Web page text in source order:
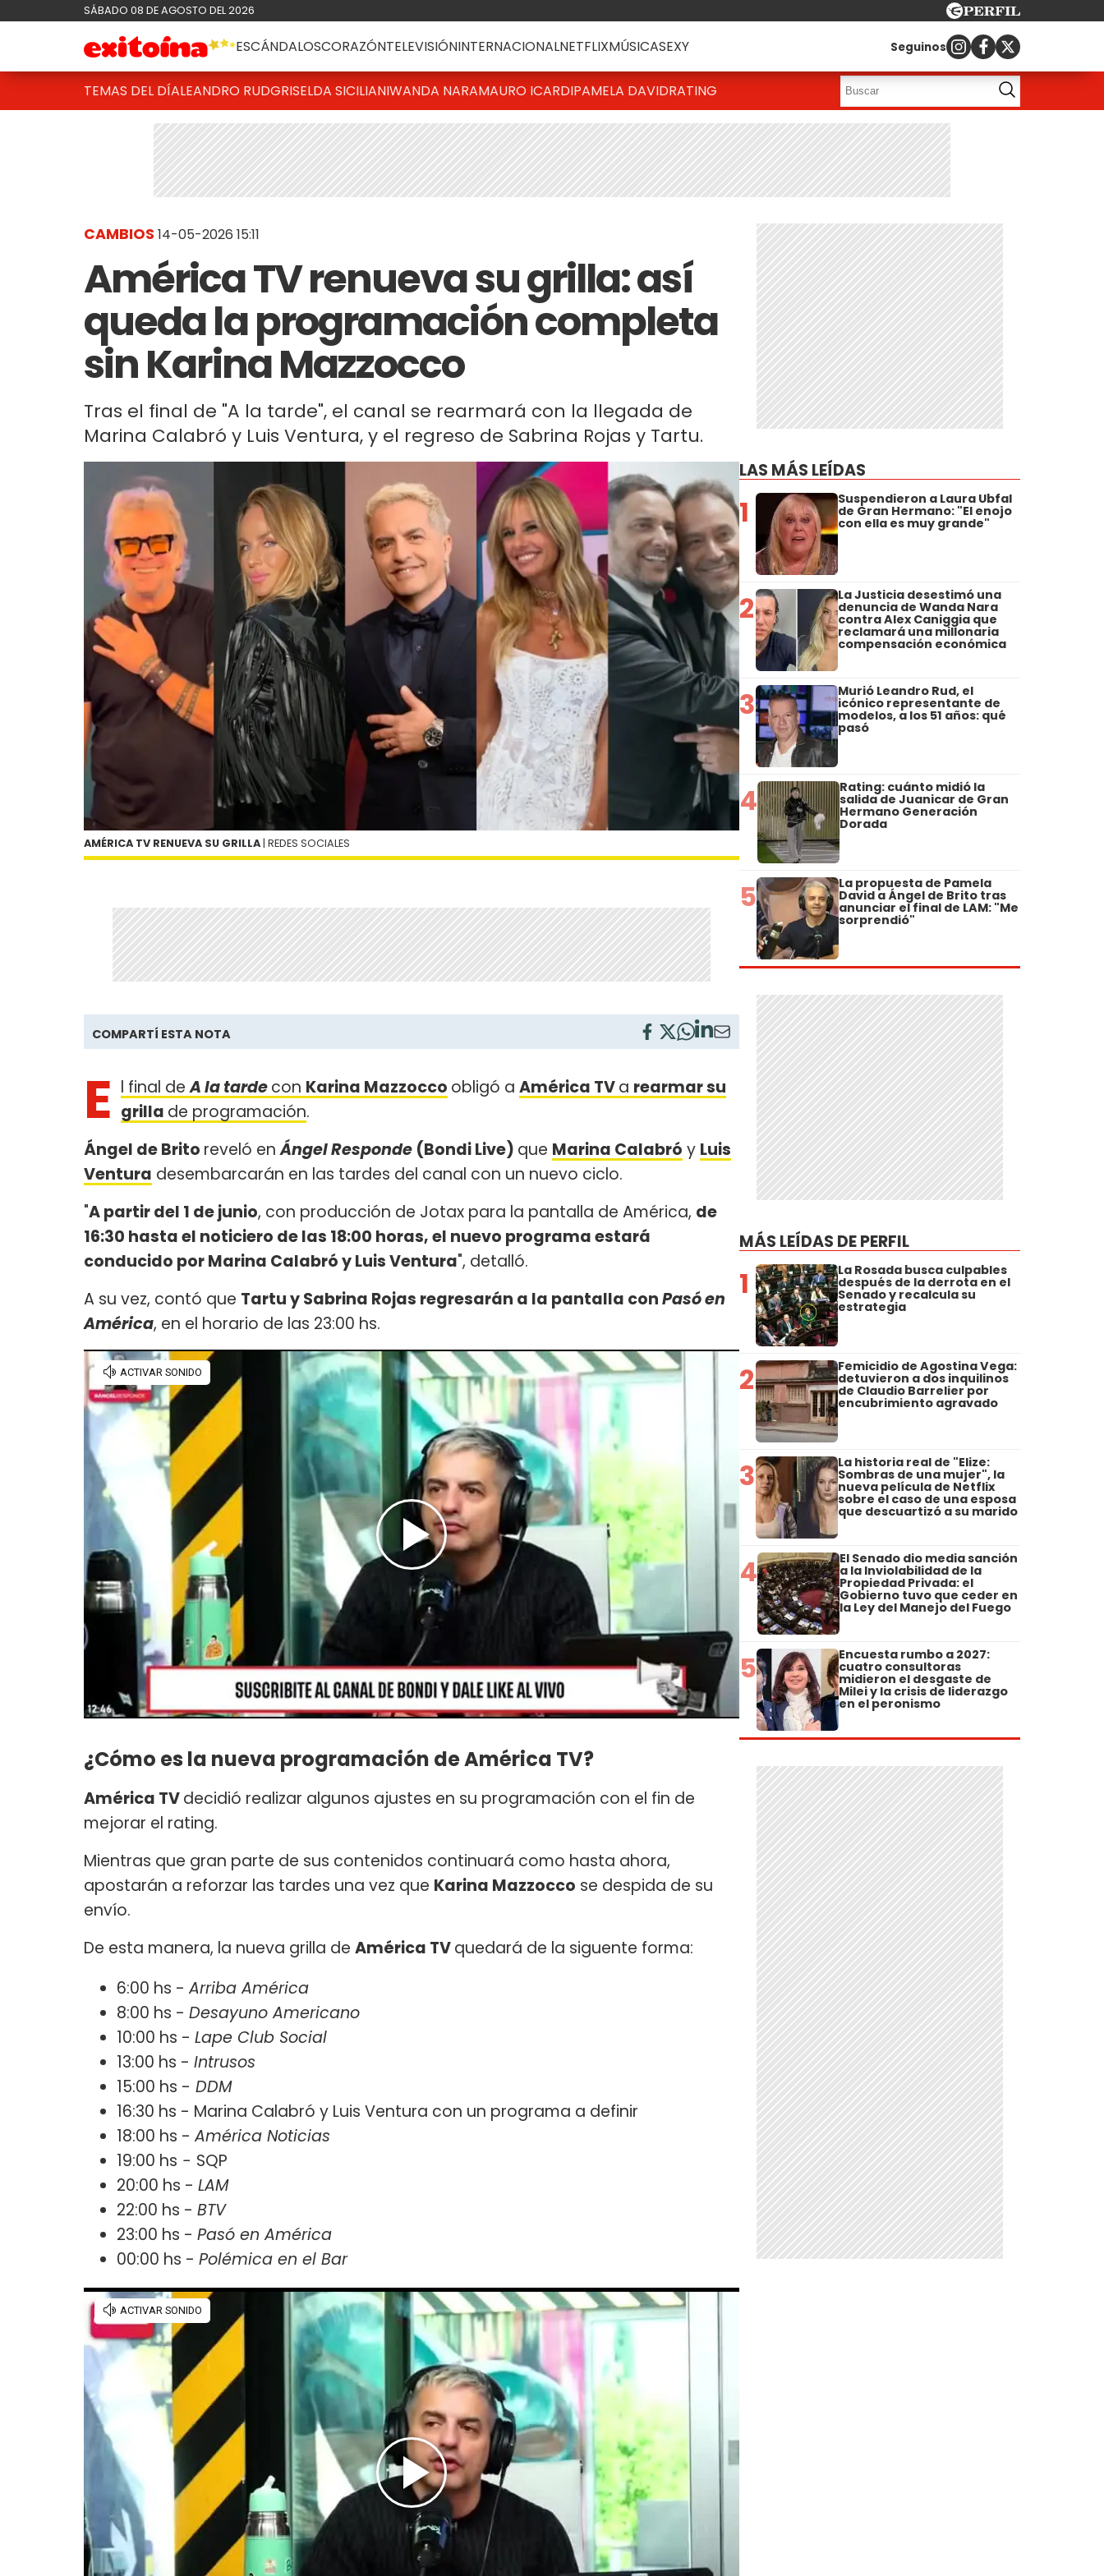
SÁBADO 08 DE AGOSTO DEL 2026
ESCÁNDALOSCORAZÓNTELEVISIÓNINTERNACIONALNETFLIXMÚSICASEXY Seguinos
TEMAS DEL DÍALEANDRO RUDGRISELDA SICILIANIWANDA NARAMAURO ICARDIPAMELA DAVIDRATING
CAMBIOS 14-05-2026 15:11
América TV renueva su grilla: así
queda la programación completa
sin Karina Mazzocco
Tras el final de "A la tarde", el canal se rearmará con la llegada de
Marina Calabró y Luis Ventura, y el regreso de Sabrina Rojas y Tartu.
AMÉRICA TV RENUEVA SU GRILLA | REDES SOCIALES
COMPARTÍ ESTA NOTA
E l final deA la tardecon Karina Mazzocco obligó a América TVa rearmar su
grilla de programación.
Ángel de Brito reveló enÁngel Responde (Bondi Live) que Marina Calabró y Luis
Ventura desembarcarán en las tardes del canal con un nuevo ciclo.
"A partir del 1 de junio, con producción de Jotax para la pantalla de América, de
16:30 hasta el noticiero de las 18:00 horas, el nuevo programa estará
conducido por Marina Calabró y Luis Ventura", detalló.
A su vez, contó que Tartu y Sabrina Rojas regresarán a la pantalla conPasó en
América, en el horario de las 23:00 hs.
¿Cómo es la nueva programación de América TV?
América TVdecidió realizar algunos ajustes en su programación con el fin de
mejorar el rating.
Mientras que gran parte de sus contenidos continuará como hasta ahora,
apostarán a reforzar las tardes una vez que Karina Mazzocco se despida de su
envío.
De esta manera, la nueva grilla de América TVquedará de la siguente forma:
6:00 hs -Arriba América
8:00 hs - Desayuno Americano
10:00 hs - Lape Club Social
13:00 hs - Intrusos
15:00 hs - DDM
16:30 hs - Marina Calabró y Luis Ventura con un programa a definir
18:00 hs -América Noticias
19:00 hs - SQP
20:00 hs - LAM
22:00 hs - BTV
23:00 hs - Pasó en América
00:00 hs - Polémica en el Bar
LAS MÁS LEÍDAS
1 Suspendieron a Laura Ubfal
de Gran Hermano: "El enojo
con ella es muy grande"
2 La Justicia desestimó una
denuncia de Wanda Nara
contra Alex Caniggia que
reclamará una millonaria
compensación económica
3 Murió Leandro Rud, el
icónico representante de
modelos, a los 51 años: qué
pasó
4 Rating: cuánto midió la
salida de Juanicar de Gran
Hermano Generación
Dorada
5 La propuesta de Pamela
David a Ángel de Brito tras
anunciar el final de LAM: "Me
sorprendió"
MÁS LEÍDAS DE PERFIL
1 La Rosada busca culpables
después de la derrota en el
Senado y recalcula su
estrategia
2 Femicidio de Agostina Vega:
detuvieron a dos inquilinos
de Claudio Barrelier por
encubrimiento agravado
3 La historia real de "Elize:
Sombras de una mujer", la
nueva película de Netflix
sobre el caso de una esposa
que descuartizó a su marido
4 El Senado dio media sanción
a la Inviolabilidad de la
Propiedad Privada: el
Gobierno tuvo que ceder en
la Ley del Manejo del Fuego
5 Encuesta rumbo a 2027:
cuatro consultoras
midieron el desgaste de
Milei y la crisis de liderazgo
en el peronismo